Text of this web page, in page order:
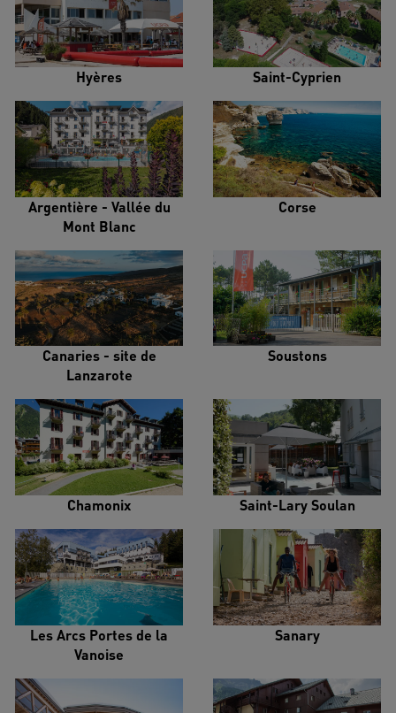
Hyères Saint-Cyprien
Argentière - Vallée du
Mont Blanc
Corse
Canaries - site de
Lanzarote
Soustons
Chamonix Saint-Lary Soulan
Les Arcs Portes de la
Vanoise
Sanary